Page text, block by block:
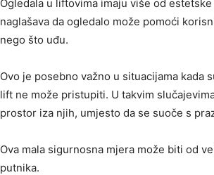
Ogledala u liftovima imaju više od
naglašava da ogledalo može pomoći
nego što uđu.
Ovo je posebno važno u situacijama kada
lift ne može pristupiti. U takvim
prostor iza njih, umjesto da se suoče s
Ova mala sigurnosna mjera može biti od
putnika.